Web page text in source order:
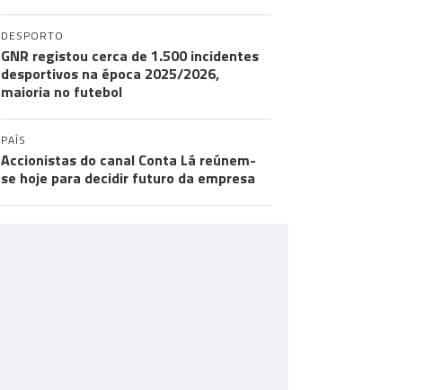
DESPORTO
GNR registou cerca de 1.500 incidentes
desportivos na época 2025/2026,
maioria no futebol
PAÍS
Accionistas do canal Conta Lá reúnem-
se hoje para decidir futuro da empresa